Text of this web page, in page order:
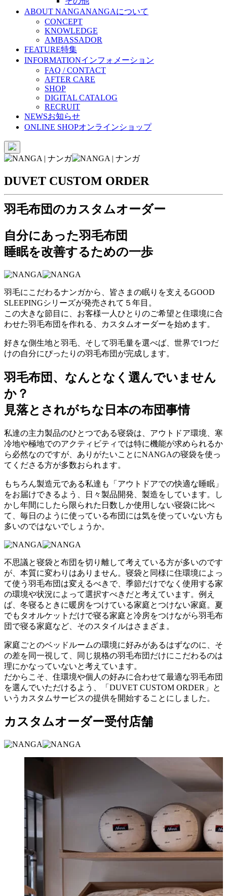
ABOUT NANGANANGAについて
CONCEPT
KNOWLEDGE
AMBASSADOR
FEATURE特集
INFORMATIONインフォメーション
FAQ / CONTACT
AFTER CARE
SHOP
DIGITAL CATALOG
RECRUIT
NEWSお知らせ
ONLINE SHOPオンラインショップ
DUVET CUSTOM ORDER
羽毛布団のカスタムオーダー
自分にあった羽毛布団
睡眠を改善するための一歩
羽毛にこだわるナンガから、皆さまの眠りを支えるGOOD
SLEEPINGシリーズが発売されて５年目。
この大きな節目に、お客様一人ひとりのご希望と住環境に合
わせた羽毛布団を作れる、カスタムオーダーを始めます。
好きな側生地と羽毛、そして羽毛量を選べば、世界で1つだ
けの自分にぴったりの羽毛布団が完成します。
羽毛布団、なんとなく選んでいません
か？
見落とされがちな日本の布団事情
私達の主力製品のひとつである寝袋は、アウトドア環境、寒
冷地や極地でのアクティビティでは特に機能が求められるか
ら必然なのですが、ありがたいことにNANGAの寝袋を使っ
てくださる方が多数おられます。
もちろん製造元である私達も「アウトドアでの快適な睡眠」
をお届けできるよう、日々製品開発、製造をしています。し
かし年間にしたら限られた日数しか使用しない寝袋に比べ
て、毎日のように使っている布団には気を使っていない方も
多いのではないでしょうか。
不思議と寝袋と布団を切り離して考えている方が多いのです
が、本質に変わりはありません。寝袋と同様に住環境によっ
て使う羽毛布団は変えるべきで、季節だけでなく使用する家
の環境や状況によって選択すべきだと考えています。例え
ば、冬寝るときに暖房をつけている家庭とつけない家庭。夏
でもタオルケットだけで寝る家庭と冷房をつけながら羽毛布
団で寝る家庭など、そのスタイルはさまざま。
家庭ごとのベッドルームの環境に好みがあるはずなのに、そ
の差を同一視して、同じ規格の羽毛布団だけにこだわるのは
理にかなっていないと考えています。
だからこそ、住環境や個人の好みに合わせて最適な羽毛布団
を選んでいただけるよう、「DUVET CUSTOM ORDER」と
いうカスタムサービスの提供を開始することにしました。
カスタムオーダー受付店舗